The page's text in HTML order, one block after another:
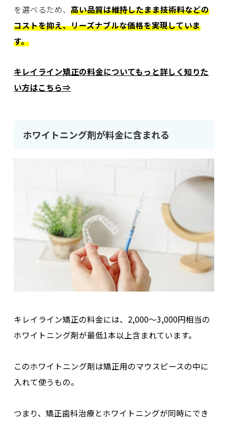
を選べるため、高い品質は維持したまま技術料などの
コストを抑え、リーズナブルな価格を実現していま
す。
キレイライン矯正の料金についてもっと詳しく知りた
い方はこちら⇒
ホワイトニング剤が料金に含まれる
キレイライン矯正の料金には、 2,000～3,000円相当の
ホワイトニング剤が最低1本以上含まれています。
このホワイトニング剤は矯正用のマウスピースの中に
入れて使うもの。
つまり、矯正歯科治療とホワイトニングが同時にでき